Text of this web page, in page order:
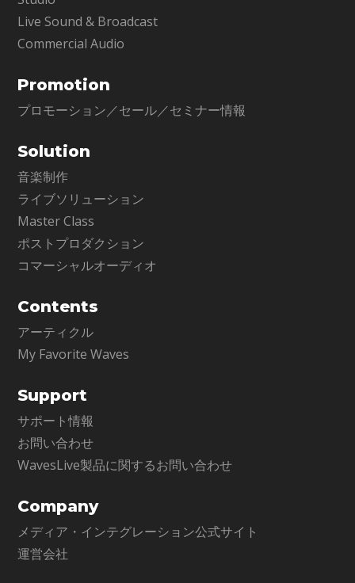
Live Sound & Broadcast
Commercial Audio
Promotion
プロモーション／セール／セミナー情報
Solution
音楽制作
ライブソリューション
Master Class
ポストプロダクション
コマーシャルオーディオ
Contents
アーティクル
My Favorite Waves
Support
サポート情報
お問い合わせ
WavesLive製品に関するお問い合わせ
Company
メディア・インテグレーション公式サイト
運営会社